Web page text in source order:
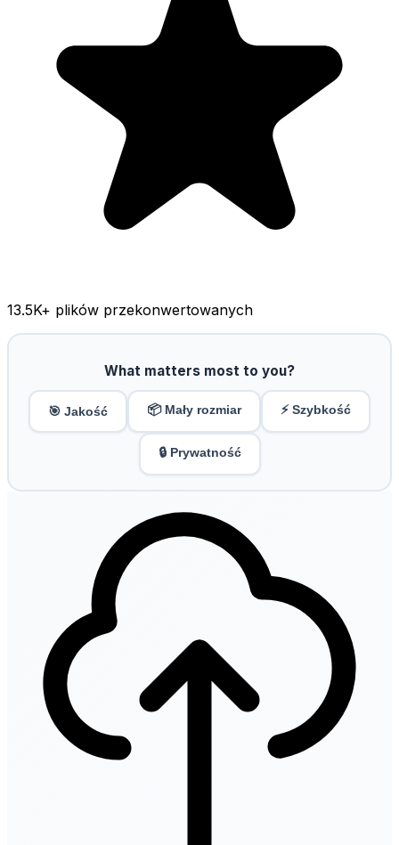
13.5K+ plików przekonwertowanych
What matters most to you?
🎯 Jakość 📦 Mały rozmiar ⚡ Szybkość
🔒 Prywatność